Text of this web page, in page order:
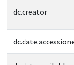
dc.creator